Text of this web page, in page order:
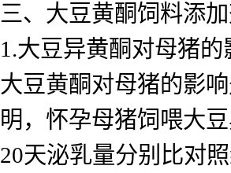
三、大豆黄酮饲料添
1.大豆异黄酮对母猪的
大豆黄酮对母猪的影
明，怀孕母猪饲喂大
20天泌乳量分别比对